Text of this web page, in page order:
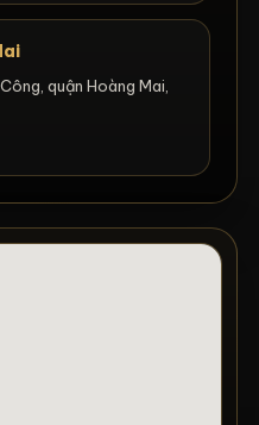
quận Hoàng Mai,